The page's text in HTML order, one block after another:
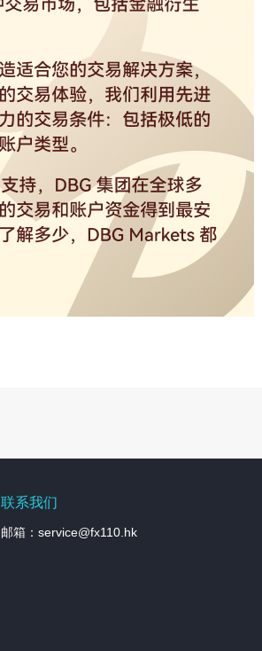
联系我们
邮箱：service@fx110.hk